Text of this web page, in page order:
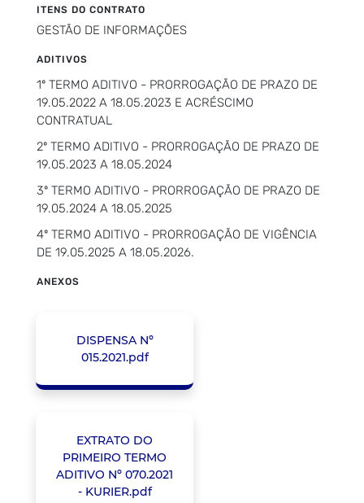
ITENS DO CONTRATO
GESTÃO DE INFORMAÇÕES
ADITIVOS
1º TERMO ADITIVO - PRORROGAÇÃO DE PRAZO DE
19.05.2022 A 18.05.2023 E ACRÉSCIMO
CONTRATUAL
2º TERMO ADITIVO - PRORROGAÇÃO DE PRAZO DE
19.05.2023 A 18.05.2024
3º TERMO ADITIVO - PRORROGAÇÃO DE PRAZO DE
19.05.2024 A 18.05.2025
4º TERMO ADITIVO - PRORROGAÇÃO DE VIGÊNCIA
DE 19.05.2025 A 18.05.2026.
ANEXOS
DISPENSA Nº
015.2021.pdf
EXTRATO DO
PRIMEIRO TERMO
ADITIVO Nº 070.2021
- KURIER.pdf